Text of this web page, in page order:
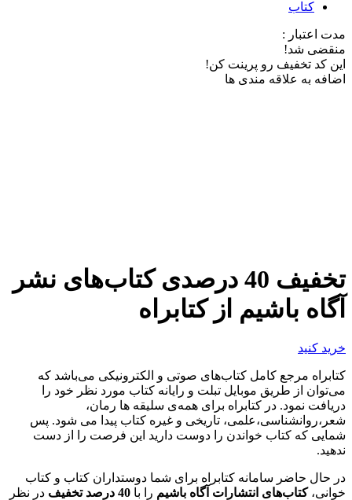
کتاب
مدت اعتبار :
منقضی شد!
این کد تخفیف رو پرینت کن!
اضافه به علاقه مندی ها
تخفیف 40 درصدی کتاب‌های نشر
آگاه باشیم از کتابراه
خرید کنید
کتابراه مرجع کامل کتاب‌های صوتی و الکترونیکی می‌باشد که
می‌توان از طریق موبایل تبلت و رایانه کتاب مورد نظر خود را
دریافت نمود. در کتابراه برای همه‌ی سلیقه ها رمان،
شعر،روانشناسی،علمی، تاریخی و غیره کتاب پیدا می شود. پس
شمایی که کتاب خواندن را دوست دارید این فرصت را از دست
ندهید.
در حال حاضر سامانه کتابراه برای شما دوستداران کتاب و کتاب
خوانی،کتاب‌های انتشارات آگاه باشیم را با 40 درصد تخفیف
در نظر